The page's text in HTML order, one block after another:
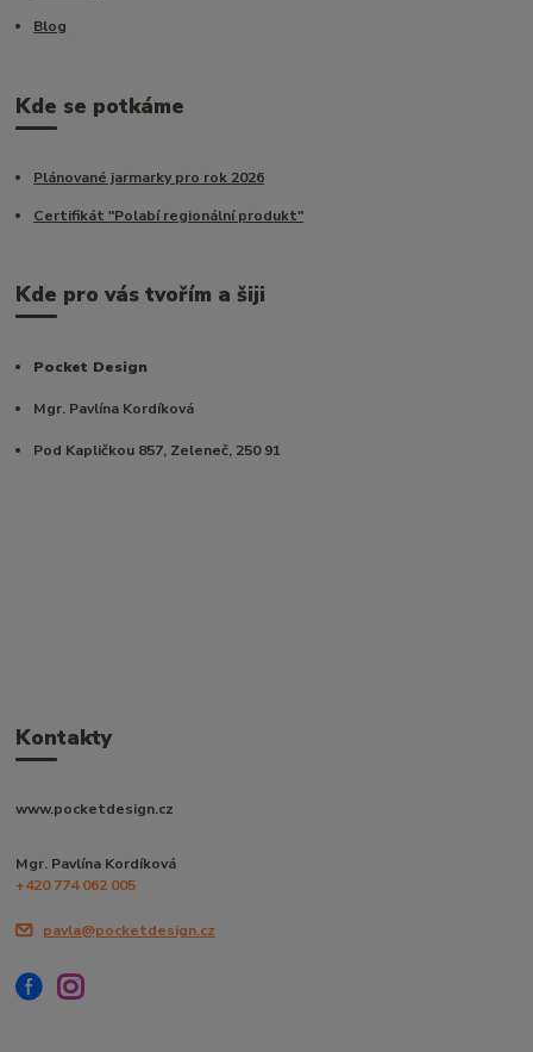
Blog
Kde se potkáme
Plánované jarmarky pro rok 2026
Certifikát "Polabí regionální produkt"
Kde pro vás tvořím a šiji
Pocket Design
Mgr. Pavlína Kordíková
Pod Kapličkou 857, Zeleneč, 250 91
Kontakty
www.pocketdesign.cz
Mgr. Pavlína Kordíková
+420 774 062 005
pavla@pocketdesign.cz